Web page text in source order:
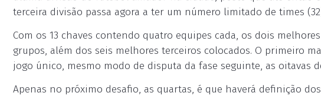
terceira divisão passa agora a ter um número limitado de times
Com os 13 chaves contendo quatro equipes cada, os dois
grupos, além dos seis melhores terceiros colocados. O primeiro
jogo único, mesmo modo de disputa da fase seguinte, as oitavas
Apenas no próximo desafio, as quartas, é que haverá definição